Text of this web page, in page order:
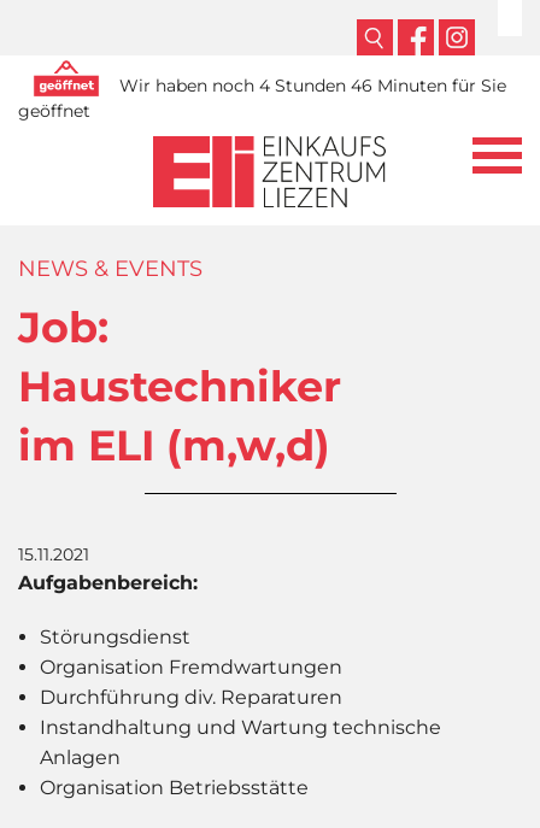
Wir haben noch 4 Stunden 46 Minuten für Sie
geöffnet
NEWS & EVENTS
Job:
Haustechniker
im ELI (m,w,d)
15.11.2021
Aufgabenbereich:
Störungsdienst
Organisation Fremdwartungen
Durchführung div. Reparaturen
Instandhaltung und Wartung technische
Anlagen
Organisation Betriebsstätte